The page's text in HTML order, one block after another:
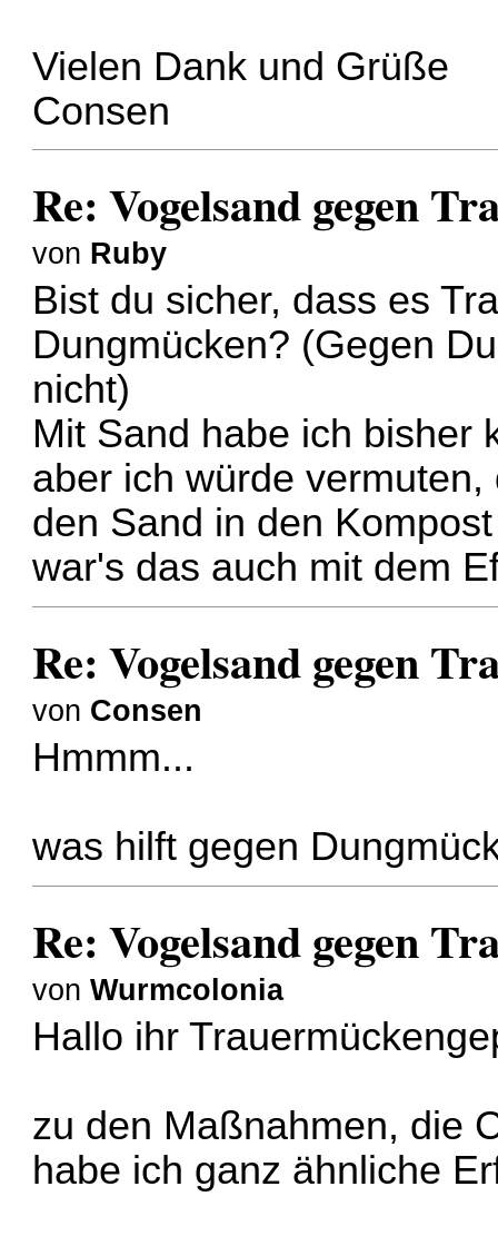
Vielen Dank und Grüße
Consen
Re: Vogelsand gegen
von Ruby
Bist du sicher, dass es
Dungmücken? (Gegen
nicht)
Mit Sand habe ich bisher
aber ich würde
den Sand in den
war's das auch mit dem
Re: Vogelsand gegen
von Consen
Hmmm...
was hilft gegen
Re: Vogelsand gegen
vonWurmcolonia
Hallo ihr
zu den Maßnahmen, die
habe ich ganz ähnliche